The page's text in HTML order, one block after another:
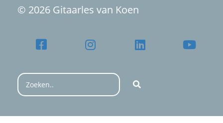
© 2026 Gitaarles van Koen